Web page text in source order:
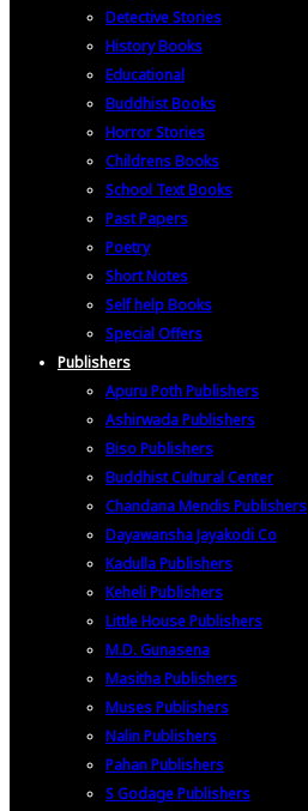
Detective Stories
History Books
Educational
Buddhist Books
Horror Stories
Childrens Books
School Text Books
Past Papers
Poetry
Short Notes
Self help Books
Special Offers
Publishers
Apuru Poth Publishers
Ashirwada Publishers
Biso Publishers
Buddhist Cultural Center
Chandana Mendis Publishers
Dayawansha Jayakodi Co
Kadulla Publishers
Keheli Publishers
Little House Publishers
M.D. Gunasena
Masitha Publishers
Muses Publishers
Nalin Publishers
Pahan Publishers
S Godage Publishers